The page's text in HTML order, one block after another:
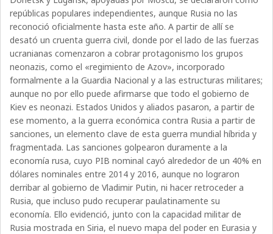
repúblicas populares independientes, aunque Rusia no las
reconoció oficialmente hasta este año. A partir de allí se
desató un cruenta guerra civil, donde por el lado de las fuerzas
ucranianas comenzaron a cobrar protagonismo los grupos
neonazis, como el «regimiento de Azov», incorporado
formalmente a la Guardia Nacional y a las estructuras militares;
aunque no por ello puede afirmarse que todo el gobierno de
Kiev es neonazi. Estados Unidos y aliados pasaron, a partir de
ese momento, a la guerra económica contra Rusia a partir de
sanciones, un elemento clave de esta guerra mundial híbrida y
fragmentada. Las sanciones golpearon duramente a la
economía rusa, cuyo PIB nominal cayó alrededor de un 40% en
dólares nominales entre 2014 y 2016, aunque no lograron
derribar al gobierno de Vladimir Putin, ni hacer retroceder a
Rusia, que incluso pudo recuperar paulatinamente su
economía. Ello evidenció, junto con la capacidad militar de
Rusia mostrada en Siria, el nuevo mapa del poder en Eurasia y